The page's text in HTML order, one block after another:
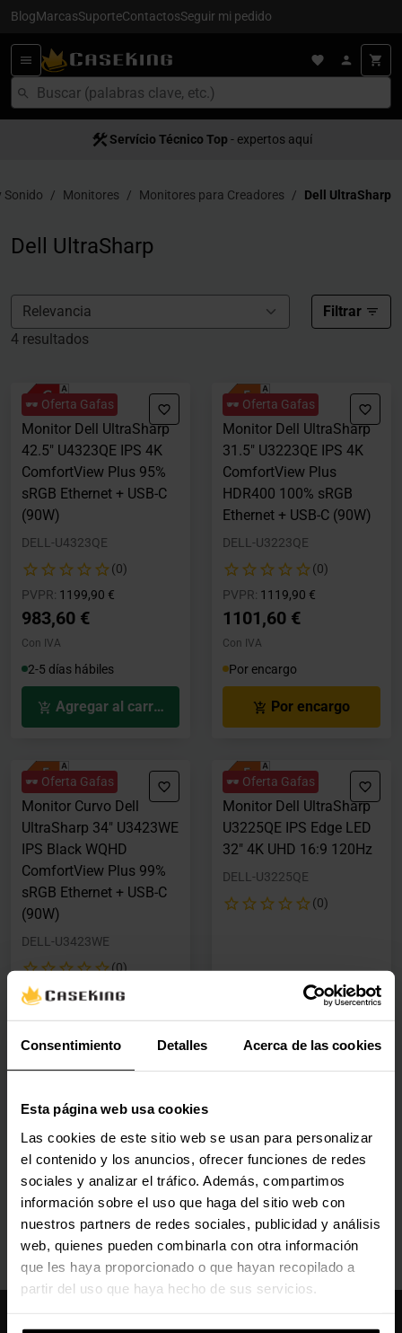
Consentimiento Detalles Acerca de las cookies
Esta página web usa cookies
Las cookies de este sitio web se usan para personalizar
el contenido y los anuncios, ofrecer funciones de redes
sociales y analizar el tráfico. Además, compartimos
información sobre el uso que haga del sitio web con
nuestros partners de redes sociales, publicidad y análisis
web, quienes pueden combinarla con otra información
que les haya proporcionado o que hayan recopilado a
partir del uso que haya hecho de sus servicios.
BlogMarcasSuporteContactosSeguir mi pedido
Satisfacción al cliente- servício 5
Servício Técnico Top - expertos aquí
Sonido Monitores Monitores para Creadores Dell UltraSharp
Dell UltraSharp
Filtrar
4 resultados
🕶️ Oferta Gafas
Monitor Dell UltraSharp
42.5" U4323QE IPS 4K
ComfortView Plus 95%
sRGB Ethernet + USB-C
(90W)
DELL-U4323QE
(0)
PVPR: Precio rebajado desde
1199,90 €
983,60 €
Con IVA
2-5 días hábiles
Agregar al carrito
🕶️ Oferta Gafas
Monitor Dell UltraSharp
31.5" U3223QE IPS 4K
ComfortView Plus
HDR400 100% sRGB
Ethernet + USB-C (90W)
DELL-U3223QE
(0)
PVPR: Precio rebajado desde
1119,90 €
1101,60 €
Con IVA
Por encargo
Por encargo
🕶️ Oferta Gafas
Monitor Curvo Dell
UltraSharp 34" U3423WE
IPS Black WQHD
ComfortView Plus 99%
sRGB Ethernet + USB-C
(90W)
DELL-U3423WE
(0)
PVPR:Precio rebajado desde
1099,90 €hasta
1082,00 €
Con IVA
Por encargo
Por encargo
🕶️ Oferta Gafas
Monitor Dell UltraSharp
U3225QE IPS Edge LED
32" 4K UHD 16:9 120Hz
DELL-U3225QE
(0)
Precio rebajado desde
949,90 €hasta
934,40 €
Con IVA
Por encargo